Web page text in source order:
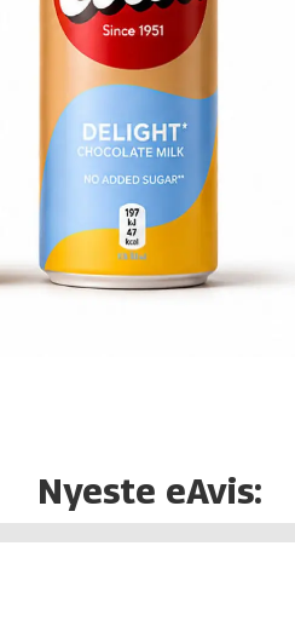
Nyeste eAvis: